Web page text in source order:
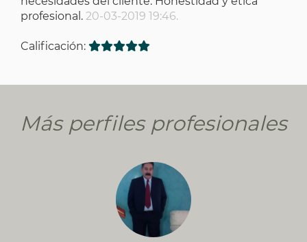
profesional. 20-03-2019 19:46.
Calificación:
Más perfiles profesionales